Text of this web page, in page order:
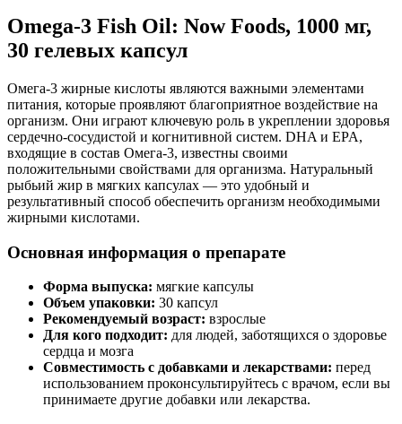
Omega-3 Fish Oil: Now Foods, 1000 мг,
30 гелевых капсул
Омега-3 жирные кислоты являются важными элементами
питания, которые проявляют благоприятное воздействие на
организм. Они играют ключевую роль в укреплении здоровья
сердечно-сосудистой и когнитивной систем. DHA и EPA,
входящие в состав Омега-3, известны своими
положительными свойствами для организма. Натуральный
рыбьий жир в мягких капсулах — это удобный и
результативный способ обеспечить организм необходимыми
жирными кислотами.
Основная информация о препарате
Форма выпуска: мягкие капсулы
Объем упаковки: 30 капсул
Рекомендуемый возраст: взрослые
Для кого подходит: для людей, заботящихся о здоровье
сердца и мозга
Совместимость с добавками и лекарствами: перед
использованием проконсультируйтесь с врачом, если вы
принимаете другие добавки или лекарства.